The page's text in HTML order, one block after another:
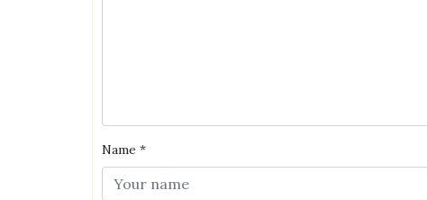
Name *